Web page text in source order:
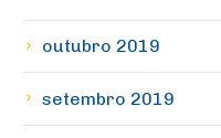
outubro 2019
setembro 2019